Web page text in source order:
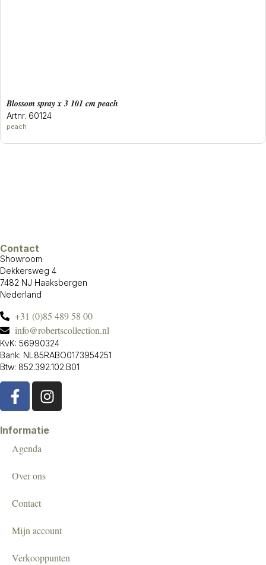
blossom spray x 3 101 cm peach
Artnr. 60124
peach
Contact
Showroom
Dekkersweg 4
7482 NJ Haaksbergen
Nederland
+31 (0)85 489 58 00
info@robertscollection.nl
KvK: 56990324
Bank: NL85RABO0173954251
Btw: 852.392.102.B01
Informatie
Agenda
Over ons
Contact
Mijn account
Verkooppunten